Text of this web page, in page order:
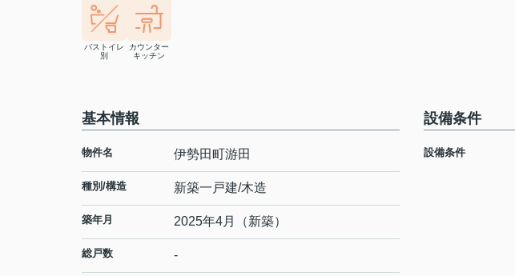
バストイレ
別
カウンター
キッチン
基本情報
物件名 伊勢田町游田
種別/構造 新築一戸建/木造
築年月 2025年4月（新築）
総戸数 -
設備条件
設備条件